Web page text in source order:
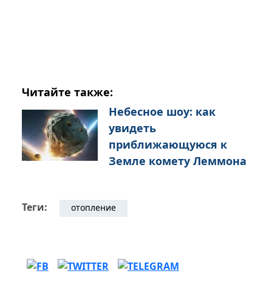
Читайте также:
Небесное шоу: как
увидеть
приближающуюся к
Земле комету Леммона
Теги: отопление